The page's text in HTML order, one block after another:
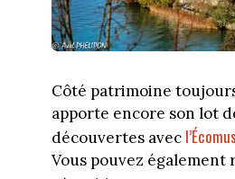
Côté patrimoine
apporte encore son lot
découvertes avec
Vous pouvez